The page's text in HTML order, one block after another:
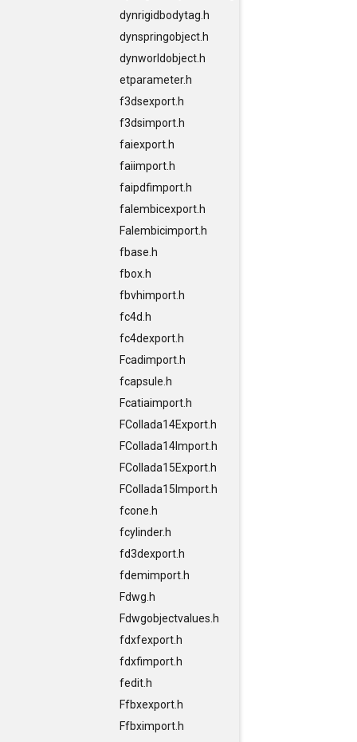
dynrigidbodytag.h
dynspringobject.h
dynworldobject.h
etparameter.h
f3dsexport.h
f3dsimport.h
faiexport.h
faiimport.h
faipdfimport.h
falembicexport.h
Falembicimport.h
fbase.h
fbox.h
fbvhimport.h
fc4d.h
fc4dexport.h
Fcadimport.h
fcapsule.h
Fcatiaimport.h
FCollada14Export.h
FCollada14Import.h
FCollada15Export.h
FCollada15Import.h
fcone.h
fcylinder.h
fd3dexport.h
fdemimport.h
Fdwg.h
Fdwgobjectvalues.h
fdxfexport.h
fdxfimport.h
fedit.h
Ffbxexport.h
Ffbximport.h